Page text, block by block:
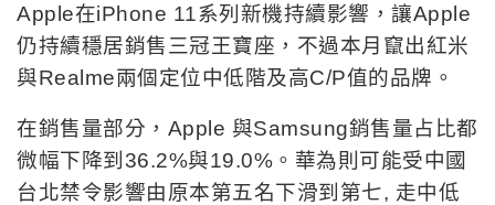
Apple在iPhone 11系列新機持續影響，讓Apple
仍持續穩居銷售三冠王寶座，不過本月竄出紅米
與Realme兩個定位中低階及高C/P值的品牌。
在銷售量部分，Apple 與Samsung銷售量占比都
微幅下降到36.2%與19.0%。華為則可能受中國
台北禁令影響由原本第五名下滑到第七, 走中低